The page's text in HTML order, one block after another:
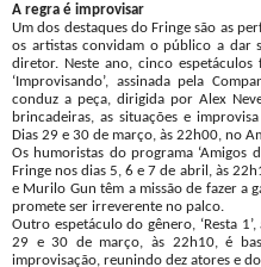
A regra é improvisar
Um dos destaques do Fringe são as
os artistas convidam o público a dar
diretor. Neste ano, cinco espetáculos
‘Improvisando’, assinada pela
conduz a peça, dirigida por Alex
brincadeiras, as situações e
Dias 29 e 30 de março, às 22h00, no
Os humoristas do programa ‘Amigos
Fringe nos dias 5, 6 e 7 de abril, às
e Murilo Gun têm a missão de fazer a
promete ser irreverente no palco.
Outro espetáculo do gênero,
‘Resta
29 e 30 de março, às 22h10, é
improvisação, reunindo dez atores e